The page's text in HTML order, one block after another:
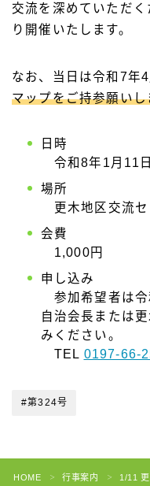
行事案内
交流を深めていただ
り開催いたします。
なお、当日は令和7年
マップをご持参願いし
日時
令和8年1月11
場所
更木地区交流
会費
1,000円
申し込み
参加希望者は令
自治会長または
みください。
TEL 0197-66-
#第324号
HOME ＞ 行事案内 ＞ 1/11